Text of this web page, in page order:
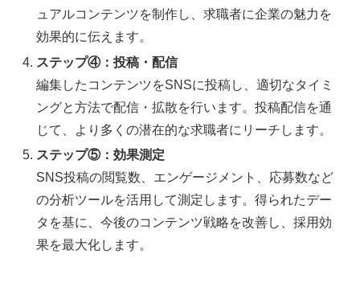
ュアルコンテンツを制作し、求職者に企業の魅力を
効果的に伝えます。
ステップ④：投稿・配信
編集したコンテンツをSNSに投稿し、適切なタイミ
ングと方法で配信・拡散を行います。投稿配信を通
じて、より多くの潜在的な求職者にリーチします。
ステップ⑤：効果測定
SNS投稿の閲覧数、エンゲージメント、応募数など
の分析ツールを活用して測定します。得られたデー
タを基に、今後のコンテンツ戦略を改善し、採用効
果を最大化します。